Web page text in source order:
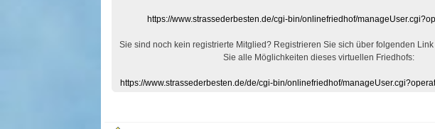
https://www.strassederbesten.de/cgi-bin/onlinefriedhof/
Sie sind noch kein registrierte Mitglied? Registrieren Sie sich über folgenden
Sie alle Möglichkeiten dieses virtuellen Friedhofs:
https://www.strassederbesten.de/de/cgi-bin/onlinefriedhof/